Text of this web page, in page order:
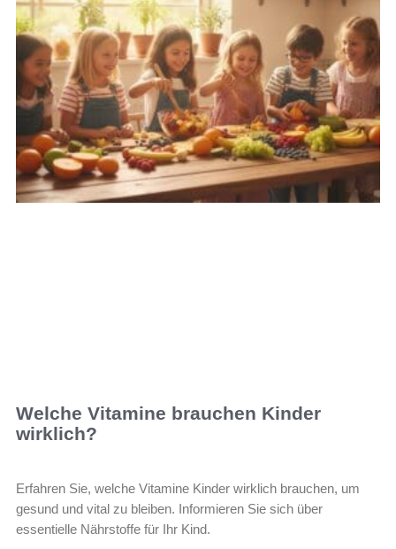
Welche Vitamine brauchen Kinder
wirklich?
Erfahren Sie, welche Vitamine Kinder wirklich brauchen, um
gesund und vital zu bleiben. Informieren Sie sich über
essentielle Nährstoffe für Ihr Kind.